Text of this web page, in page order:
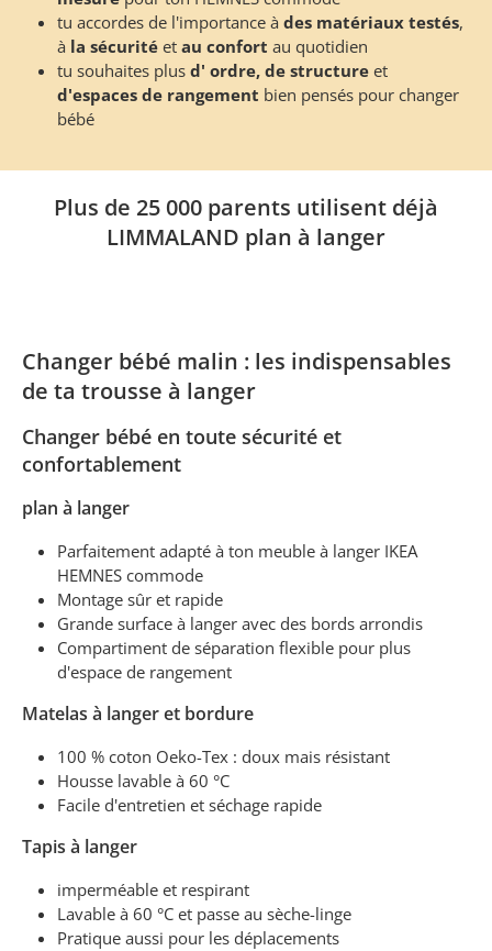
tu accordes de l'importance à des matériaux testés,
à la sécurité et au confort au quotidien
tu souhaites plus d' ordre, de structure et
d'espaces de rangement bien pensés pour changer
bébé
Plus de 25 000 parents utilisent déjà
LIMMALAND plan à langer
Changer bébé malin : les indispensables
de ta trousse à langer
Changer bébé en toute sécurité et
confortablement
plan à langer
Parfaitement adapté à ton meuble à langer IKEA
HEMNES commode
Montage sûr et rapide
Grande surface à langer avec des bords arrondis
Compartiment de séparation flexible pour plus
d'espace de rangement
Matelas à langer et bordure
100 % coton Oeko-Tex : doux mais résistant
Housse lavable à 60 °C
Facile d'entretien et séchage rapide
Tapis à langer
imperméable et respirant
Lavable à 60 °C et passe au sèche-linge
Pratique aussi pour les déplacements